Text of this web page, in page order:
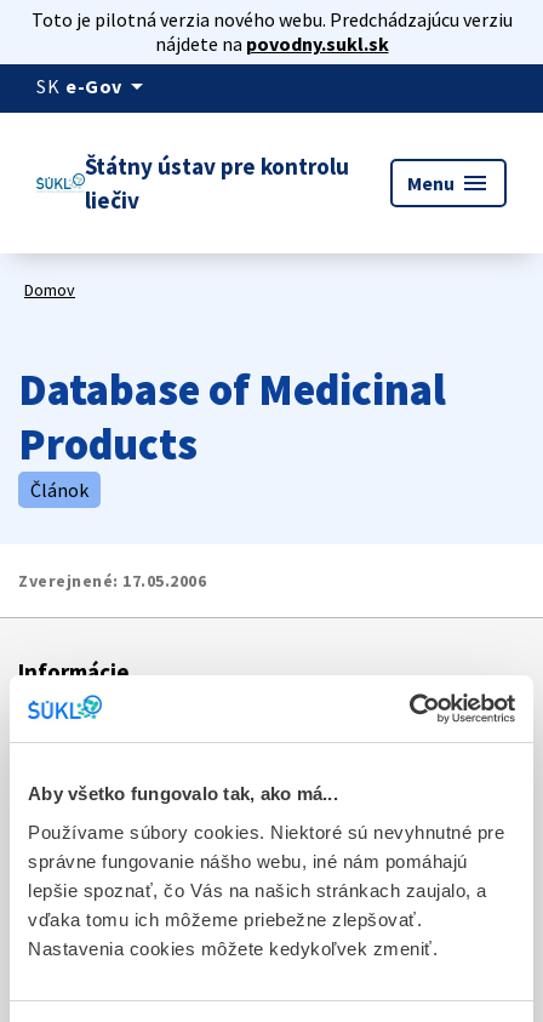
Aby všetko fungovalo tak, ako má...
Používame súbory cookies. Niektoré sú nevyhnutné pre
správne fungovanie nášho webu, iné nám pomáhajú
lepšie spoznať, čo Vás na našich stránkach zaujalo, a
vďaka tomu ich môžeme priebežne zlepšovať.
Nastavenia cookies môžete kedykoľvek zmeniť.
Toto je pilotná verzia nového webu. Predchádzajúcu verziu
nájdete na povodny.sukl.sk
SK e-Gov arrow_drop_down
Štátny ústav pre kontrolu
liečiv
Menu menu
Domov
Database of Medicinal
Products
Článok
Zverejnené: 17.05.2006
Informácie
Aktuality
Dotazník spokojnosti zákazníka
Sťažnosti a petície
Poskytovanie informácií
Ochrana osobných údajov